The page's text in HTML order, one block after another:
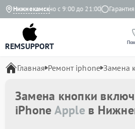
Нижнекамск
Ежедневно с 9:00 до 21:00 Гарантия
REMSUPPORT
Главная Ремонт iphone Замена
Замена кнопки
iPhoneAppleв